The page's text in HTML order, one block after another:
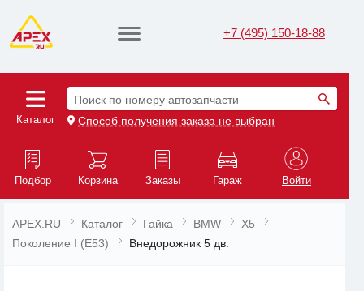
+7 (495) 150-18-88
Каталог
Поиск по номеру автозапчасти
Способ получения заказа не выбран
Подбор Корзина Заказы Гараж Войти
APEX.RU Каталог Гайка BMW
X5
Поколение I (E53)
Внедорожник 5 дв.